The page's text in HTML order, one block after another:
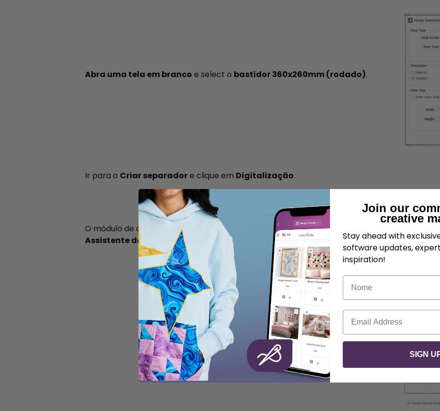
Abra uma tela em branco e select o bastidor 360x260mm (rodado).
Ir para o Criar separadore clique em Digitalização.
O módulo de digitalização será aberto numa nova janela, juntamente com o
Assistente de desenho expresso
Join our
creative
Stay ahead with
software updates,
inspiration!
Nome
Correio eletrónico
SIGN